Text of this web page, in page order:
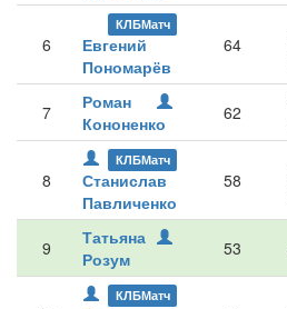
6
КЛБМатч
Евгений
Пономарёв
64
7
Роман
Кононенко
62
8
КЛБМатч
Станислав
Павличенко
58
9
Татьяна
Розум
53
КЛБМатч